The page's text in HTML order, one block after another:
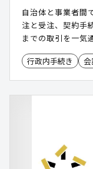
自治体と事業者間
注と受注、契約手
までの取引を一気
引基盤を提供して
レス化で地域社会
行政内手続き